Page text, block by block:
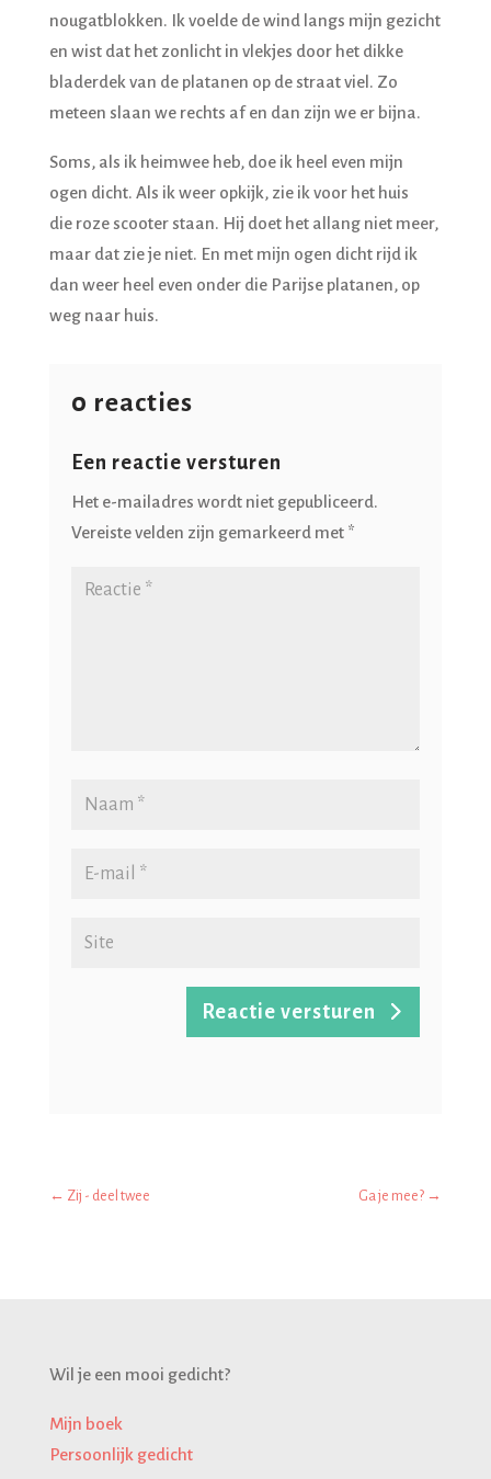
nougatblokken. Ik voelde de wind langs mijn gezicht
en wist dat het zonlicht in vlekjes door het dikke
bladerdek van de platanen op de straat viel. Zo
meteen slaan we rechts af en dan zijn we er bijna.
Soms, als ik heimwee heb, doe ik heel even mijn
ogen dicht. Als ik weer opkijk, zie ik voor het huis
die roze scooter staan. Hij doet het allang niet meer,
maar dat zie je niet. En met mijn ogen dicht rijd ik
dan weer heel even onder die Parijse platanen, op
weg naar huis.
0 reacties
Een reactie versturen
Het e-mailadres wordt niet gepubliceerd.
Vereiste velden zijn gemarkeerd met *
Reactie versturen
← Zij - deel twee Ga je mee? →
Wil je een mooi gedicht?
Mijn boek
Persoonlijk gedicht